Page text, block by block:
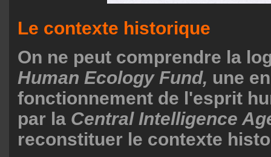
Le contexte historique
On ne peut comprendre la
Human Ecology Fund, une
fonctionnement de l'esprit
par la Central Intelligence
reconstituer le contexte